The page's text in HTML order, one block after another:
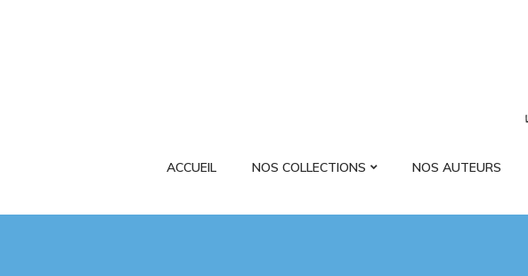
ACCUEIL NOS COLLECTIONS NOS AUTEURS